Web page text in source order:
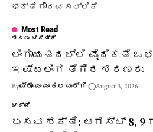
ಭಕ್ತಿ ಗೌರವ ಸಲ್ಲಿಕೆ
Most Read
ಶರಣ ಚರಿತ್ರೆ
ಲಿಂಗಾಯತದಲ್ಲಿ ವೈದಿಕತೆ
ಇಷ್ಟಲಿಂಗ ತೆಗೆದ ಶರಣರು
Byಪ್ರೊ ಎಂ ಎಂ ಕಲಬುರ್ಗಿ August 3, 2026
ಚರ್ಚೆ
ಬಸವ ಶಕ್ತಿ: ಆಗಸ್ಟ್ 8,